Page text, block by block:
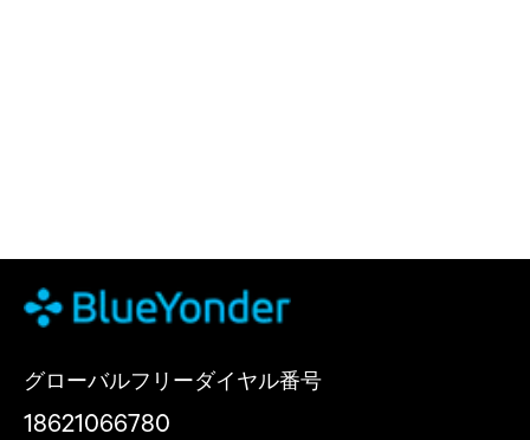
グローバルフリーダイヤル番号
18621066780